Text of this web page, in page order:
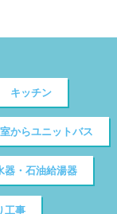
キッチン
からユニットバス
器・石油給湯器
工事